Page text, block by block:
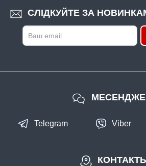
СЛІДКУЙТЕ ЗА
Telegram Viber